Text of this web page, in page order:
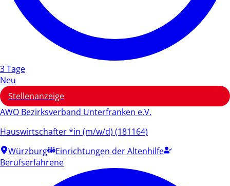
3 Tage
Neu
Stellenanzeige
AWO Bezirksverband Unterfranken e.V.
Hauswirtschafter *in (m/w/d) (181164)
Würzburg
Einrichtungen der Altenhilfe
Berufserfahrene